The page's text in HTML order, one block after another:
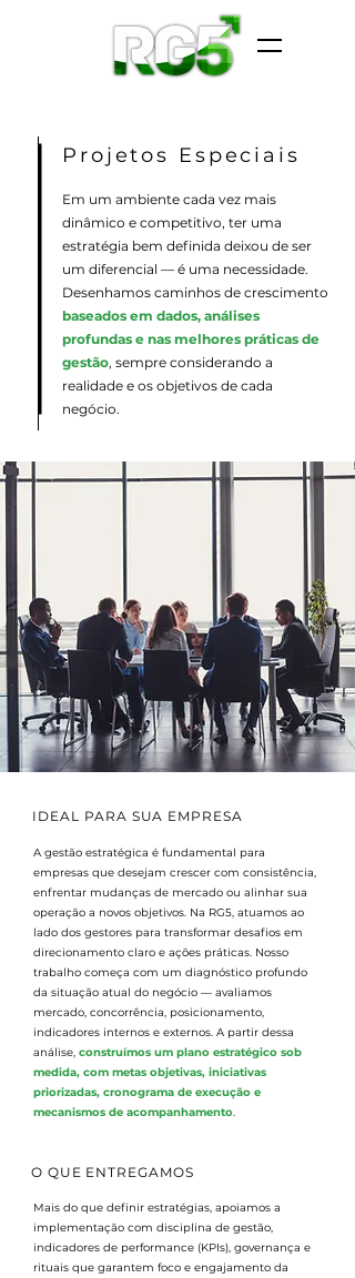
Projetos Especiais
Em um ambiente cada vez mais
dinâmico e competitivo, ter uma
estratégia bem definida deixou de ser
um diferencial — é uma necessidade.
Desenhamos caminhos de crescimento
baseados em dados, análises
profundas e nas melhores práticas de
gestão, sempre considerando a
realidade e os objetivos de cada
negócio.
IDEAL PARA SUA EMPRESA
A gestão estratégica é fundamental para
empresas que desejam crescer com consistência,
enfrentar mudanças de mercado ou alinhar sua
operação a novos objetivos. Na RG5, atuamos ao
lado dos gestores para transformar desafios em
direcionamento claro e ações práticas. Nosso
trabalho começa com um diagnóstico profundo
da situação atual do negócio — avaliamos
mercado, concorrência, posicionamento,
indicadores internos e externos. A partir dessa
análise, construímos um plano estratégico sob
medida, com metas objetivas, iniciativas
priorizadas, cronograma de execução e
mecanismos de acompanhamento.
QUE ENTREGAMOS
Mais do que definir estratégias, apoiamos a
implementação com disciplina de gestão,
indicadores de performance (KPIs), governança e
rituais que garantem foco e engajamento da